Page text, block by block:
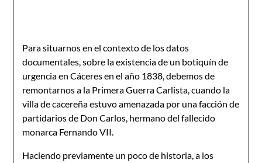
Para situarnos en el contexto de los datos
documentales, sobre la existencia de un botiquín de
urgencia en Cáceres en el año 1838, debemos de
remontarnos a la Primera Guerra Carlista, cuando la
villa de cacereña estuvo amenazada por una facción de
partidarios de Don Carlos, hermano del fallecido
monarca Fernando VII.
Haciendo previamente un poco de historia, a los